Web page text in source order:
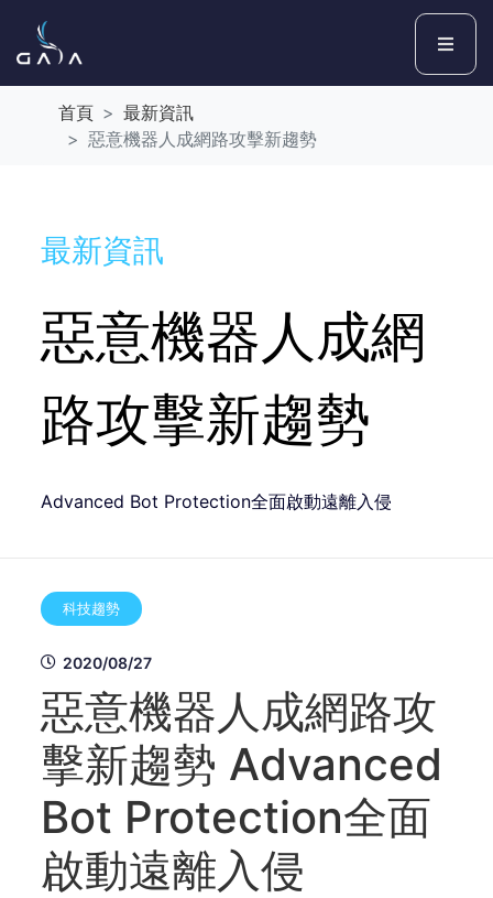
首頁
最新資訊
惡意機器人成網路攻擊新趨勢
最新資訊
惡意機器人成網
路攻擊新趨勢
Advanced Bot Protection全面啟動遠離入侵
科技趨勢
2020/08/27
惡意機器人成網路攻
擊新趨勢 Advanced
Bot Protection全面
啟動遠離入侵